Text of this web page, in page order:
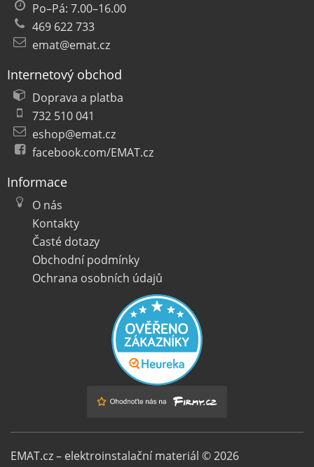
Po–Pá: 7.00–16.00
469 622 733
emat@emat.cz
Internetový obchod
Doprava a platba
732 510 041
eshop@emat.cz
facebook.com/EMAT.cz
Informace
O nás
Kontakty
Časté dotazy
Obchodní podmínky
Ochrana osobních údajů
EMAT.cz – elektroinstalační materiál © 2026